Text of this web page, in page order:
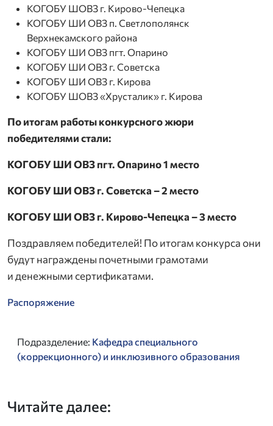
КОГОБУ ШОВЗ г. Кирово-Чепецка
КОГОБУ ШИ ОВЗ п. Светлополянск
Верхнекамского района
КОГОБУ ШИ ОВЗ пгт. Опарино
КОГОБУ ШИ ОВЗ г. Советска
КОГОБУ ШИ ОВЗ г. Кирова
КОГОБУ ШОВЗ «Хрусталик» г. Кирова
По итогам работы конкурсного жюри
победителями стали:
КОГОБУ ШИ ОВЗ пгт. Опарино 1 место
КОГОБУ ШИ ОВЗ г. Советска – 2 место
КОГОБУ ШИ ОВЗ г. Кирово-Чепецка – 3 место
Поздравляем победителей! По итогам конкурса они
будут награждены почетными грамотами
и денежными сертификатами.
Распоряжение
Подразделение: Кафедра специального
(коррекционного) и инклюзивного образования
Читайте далее: